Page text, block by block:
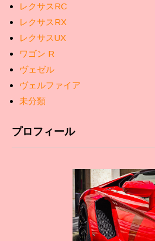
レクサスRC
レクサスRX
レクサスUX
ワゴン R
ヴェゼル
ヴェルファイア
未分類
プロフィール